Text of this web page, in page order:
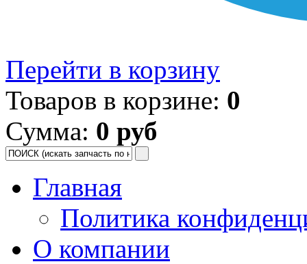
Перейти в корзину
Товаров в корзине: 0
Сумма: 0 руб
Главная
Политика
О компании